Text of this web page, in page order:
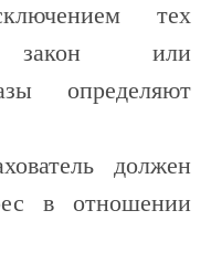
тех
закон или
определяют
должен
в отношении